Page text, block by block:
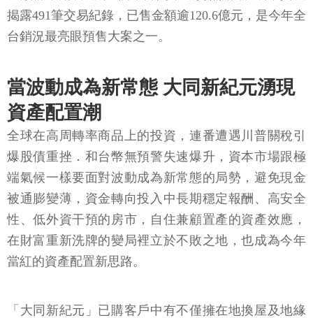
揭露491筆交易紀錄，已售金額逾120.6億元，是今年全
台銷況最亮眼預售大案之一。
當波動成為新常態 大同新紀元湧現
資產配置潮
全球在高周轉率商品上的投資，連番遭遇川普關稅引
爆股債重挫．和台幣無預警失速爆升，資本市場跟極
端氣候一樣要面對波動成為新常態的局勢，避免現金
被通膨變薄，資金轉向投入中長期穩定報酬、高安全
性、低外資干預的房市，自住兼顧置產的資產效應，
在財富重新洗牌的變局裡立於不敗之地，也成為今年
當紅的資產配置新思路。
「大同新紀元」已購客戶中有不僅擁在地換屋及地緣